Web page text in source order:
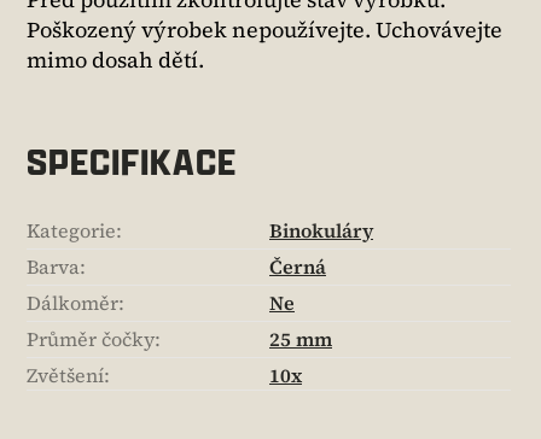
Poškozený výrobek nepoužívejte. Uchovávejte
mimo dosah dětí.
SPECIFIKACE
Kategorie:
Binokuláry
Barva:
Černá
Dálkoměr:
Ne
Průměr čočky:
25 mm
Zvětšení: 10x